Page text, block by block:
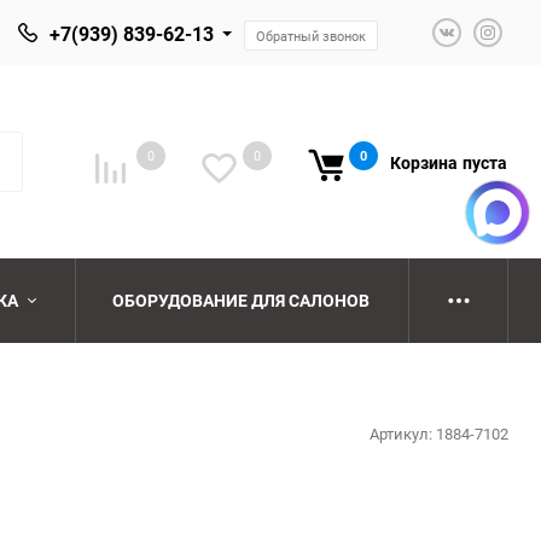
+7(939) 839-62-13 Обратный звонок
0 0 0 Корзина пуста
ОБОРУДОВАНИЕ ДЛЯ САЛОНОВ
Артикул: 1884-7102